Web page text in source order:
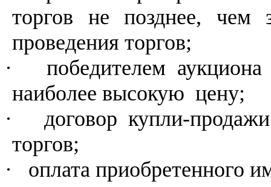
торгов не позднее,
проведения торгов;
·
победителем
наиболее высокую цену;
·
договор купли-
торгов;
·
оплата приобретенного